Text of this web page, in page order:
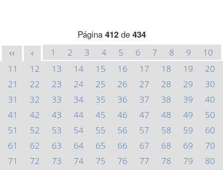
Página 412de 434
<< < 1 2 3 4 5 6 7 8 9
10
11
12 13 14 15 16 17 18 19
20
21
22 23 24 25 26 27 28 29
30
31
32 33 34 35 36 37 38 39
40
41
42 43 44 45 46 47 48 49
50
51
52 53 54 55 56 57 58 59
60
61
62 63 64 65 66 67 68 69
70
71
72 73 74 75 76 77 78 79
80